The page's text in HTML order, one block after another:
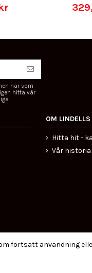
när som
hitta vår
OM
Hitta hit -
Vår historia
fortsatt användning